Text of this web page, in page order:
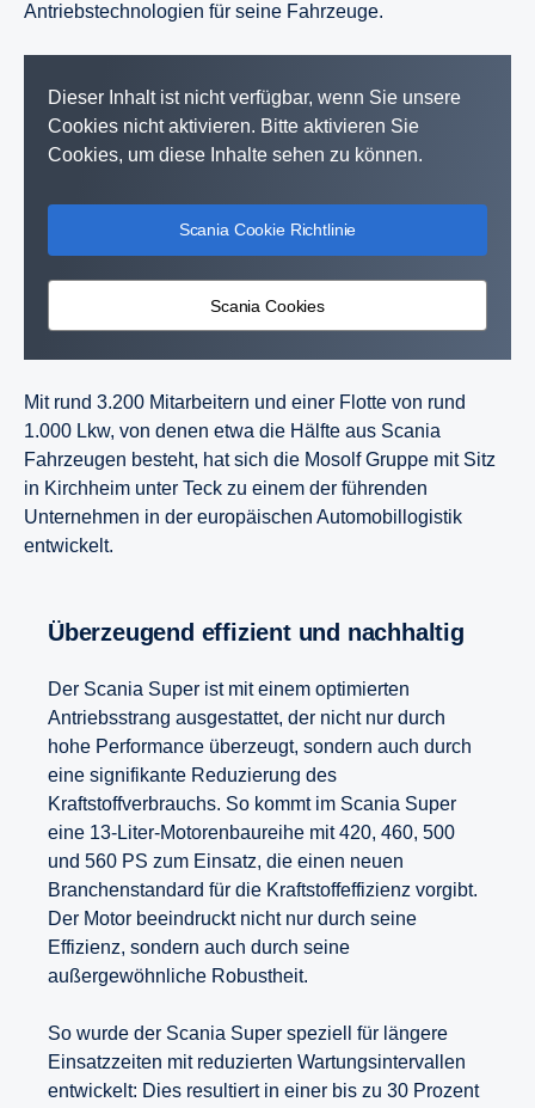
Antriebstechnologien für seine Fahrzeuge.
Dieser Inhalt ist nicht verfügbar, wenn Sie unsere
Cookies nicht aktivieren. Bitte aktivieren Sie
Cookies, um diese Inhalte sehen zu können.
Scania Cookie Richtlinie
Scania Cookies
Mit rund 3.200 Mitarbeitern und einer Flotte von rund
1.000 Lkw, von denen etwa die Hälfte aus Scania
Fahrzeugen besteht, hat sich die Mosolf Gruppe mit Sitz
in Kirchheim unter Teck zu einem der führenden
Unternehmen in der europäischen Automobillogistik
entwickelt.
Überzeugend effizient und nachhaltig
Der Scania Super ist mit einem optimierten
Antriebsstrang ausgestattet, der nicht nur durch
hohe Performance überzeugt, sondern auch durch
eine signifikante Reduzierung des
Kraftstoffverbrauchs. So kommt im Scania Super
eine 13-Liter-Motorenbaureihe mit 420, 460, 500
und 560 PS zum Einsatz, die einen neuen
Branchenstandard für die Kraftstoffeffizienz vorgibt.
Der Motor beeindruckt nicht nur durch seine
Effizienz, sondern auch durch seine
außergewöhnliche Robustheit.
So wurde der Scania Super speziell für längere
Einsatzzeiten mit reduzierten Wartungsintervallen
entwickelt: Dies resultiert in einer bis zu 30 Prozent